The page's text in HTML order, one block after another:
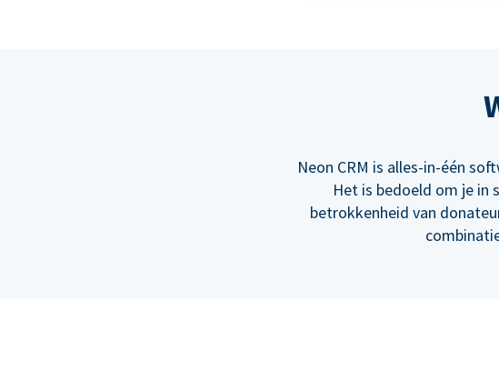
Neon CRM is alles-in-één
Het is bedoeld om je in
betrokkenheid van